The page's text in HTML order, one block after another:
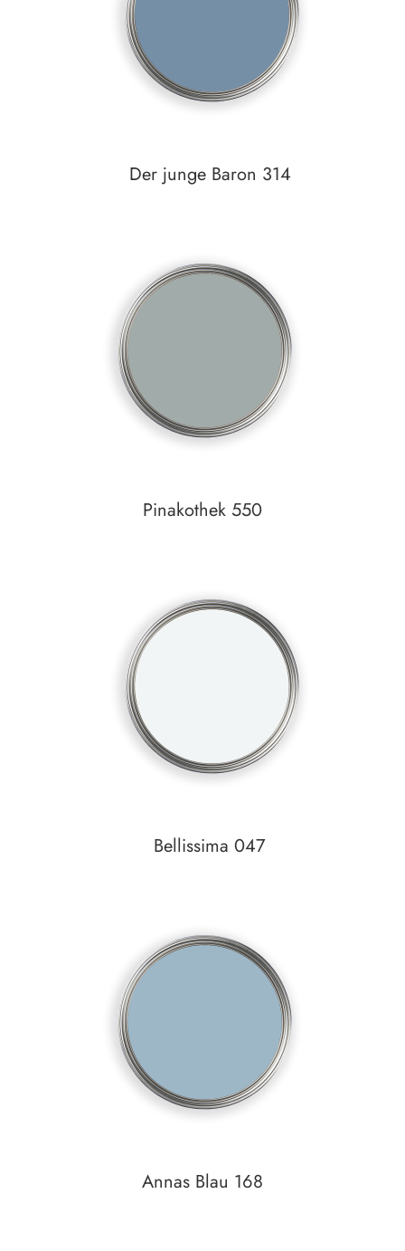
Der junge Baron 314
Auf den Wunschzettel
Pinakothek 550
Auf den Wunschzettel
Bellissima 047
Auf den Wunschzettel
Annas Blau 168